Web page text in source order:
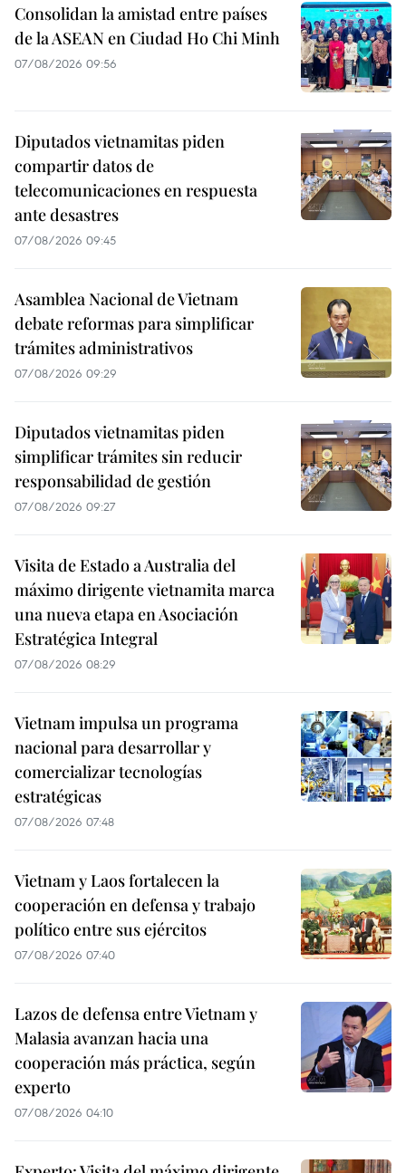
Consolidan la amistad entre países
de la ASEAN en Ciudad Ho Chi Minh
07/08/2026 09:56
Diputados vietnamitas piden
compartir datos de
telecomunicaciones en respuesta
ante desastres
07/08/2026 09:45
Asamblea Nacional de Vietnam
debate reformas para simplificar
trámites administrativos
07/08/2026 09:29
Diputados vietnamitas piden
simplificar trámites sin reducir
responsabilidad de gestión
07/08/2026 09:27
Visita de Estado a Australia del
máximo dirigente vietnamita marca
una nueva etapa en Asociación
Estratégica Integral
07/08/2026 08:29
Vietnam impulsa un programa
nacional para desarrollar y
comercializar tecnologías
estratégicas
07/08/2026 07:48
Vietnam y Laos fortalecen la
cooperación en defensa y trabajo
político entre sus ejércitos
07/08/2026 07:40
Lazos de defensa entre Vietnam y
Malasia avanzan hacia una
cooperación más práctica, según
experto
07/08/2026 04:10